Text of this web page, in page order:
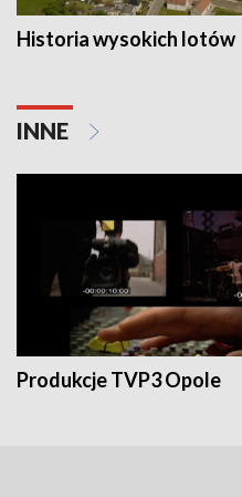
Historia wysokich lotów
INNE
Produkcje TVP3 Opole